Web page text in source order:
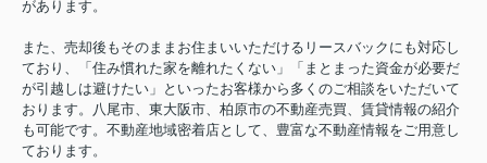
があります。
また、売却後もそのままお住まいいただけるリースバックにも対応し
ており、「住み慣れた家を離れたくない」「まとまった資金が必要だ
が引越しは避けたい」といったお客様から多くのご相談をいただいて
おります。八尾市、東大阪市、柏原市の不動産売買、賃貸情報の紹介
も可能です。不動産地域密着店として、豊富な不動産情報をご用意し
ております。